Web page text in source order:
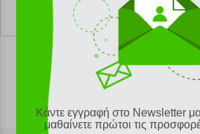
11.97 €
Ελάχιστη 30 ημερών 13.30 €
Προτεινόμενη λιανική 13.30 €
Κάντε εγγραφή στο Newsletter
μαθαίνετε πρώτοι τις